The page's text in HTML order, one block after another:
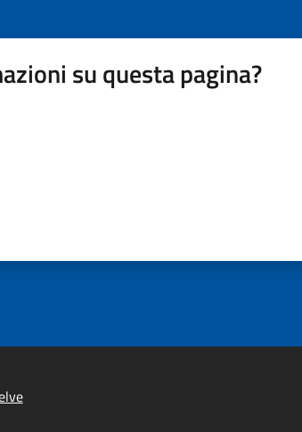
su questa pagina?